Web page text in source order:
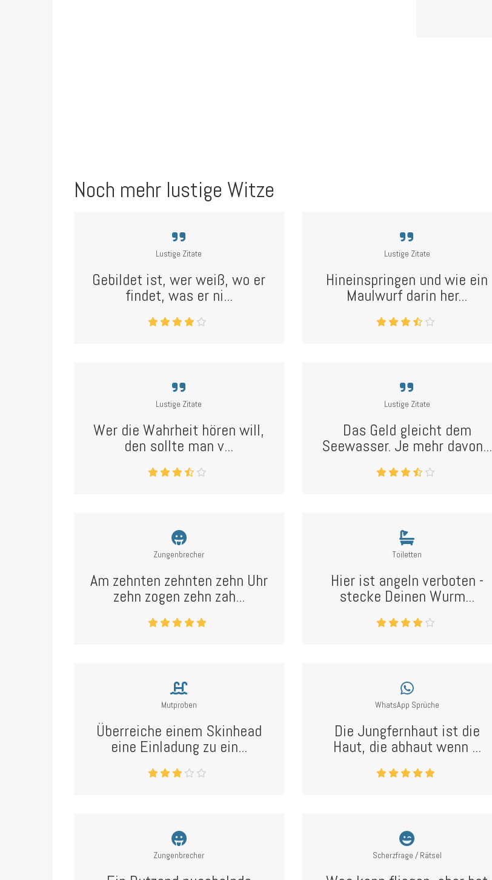
Noch mehr lustige Witze
Lustige Zitate
Gebildet ist, wer weiß, wo er
findet, was er ni...
Lustige Zitate
Hineinspringen und wie ein
Maulwurf darin her...
Lustige Zitate
Wer die Wahrheit hören will,
den sollte man v...
Lustige Zitate
Das Geld gleicht dem
Seewasser. Je mehr davon...
Zungenbrecher
Am zehnten zehnten zehn Uhr
zehn zogen zehn zah...
Toiletten
Hier ist angeln verboten -
stecke Deinen Wurm...
Mutproben
Überreiche einem Skinhead
eine Einladung zu ein...
WhatsApp Sprüche
Die Jungfernhaut ist die
Haut, die abhaut wenn ...
Zungenbrecher Scherzfrage / Rätsel